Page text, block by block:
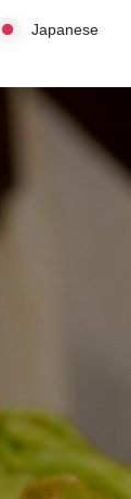
Japanese
Japanese